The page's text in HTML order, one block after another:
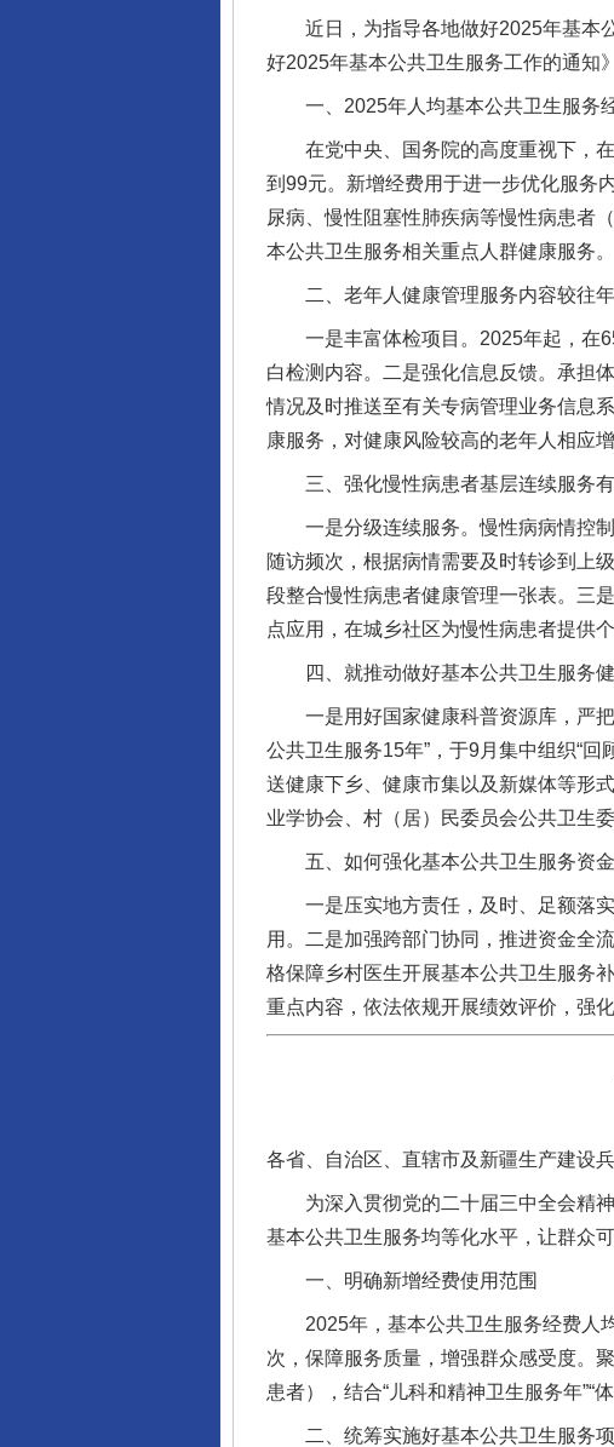
近日，为指导各地做好2025年基本公
好2025年基本公共卫生服务工作的通知
一、2025年人均基本公共卫生服务经
在党中央、国务院的高度重视下，在
到99元。新增经费用于进一步优化服务
尿病、慢性阻塞性肺疾病等慢性病患者
本公共卫生服务相关重点人群健康服务。
二、老年人健康管理服务内容较往年
一是丰富体检项目。2025年起，在65
白检测内容。二是强化信息反馈。承担
情况及时推送至有关专病管理业务信息
康服务，对健康风险较高的老年人相应增
三、强化慢性病患者基层连续服务有
一是分级连续服务。慢性病病情控制
随访频次，根据病情需要及时转诊到上
段整合慢性病患者健康管理一张表。三
点应用，在城乡社区为慢性病患者提供
四、就推动做好基本公共卫生服务健
一是用好国家健康科普资源库，严把
公共卫生服务15年”，于9月集中组织“回
送健康下乡、健康市集以及新媒体等形
业学协会、村（居）民委员会公共卫生
五、如何强化基本公共卫生服务资金
一是压实地方责任，及时、足额落实
用。二是加强跨部门协同，推进资金全
格保障乡村医生开展基本公共卫生服务
重点内容，依法依规开展绩效评价，强
各省、自治区、直辖市及新疆生产建设
为深入贯彻党的二十届三中全会精神
基本公共卫生服务均等化水平，让群众
一、明确新增经费使用范围
2025年，基本公共卫生服务经费人均
次，保障服务质量，增强群众感受度。
患者），结合“儿科和精神卫生服务年”“
二、统筹实施好基本公共卫生服务项